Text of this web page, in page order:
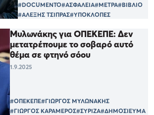
#DOCUMENTO#ΑΣΦΑΛΕΙΑ#ΜΕΤΡΑ#ΒΙΒΛΙΟ
#ΑΛΕΞΗΣ ΤΣΙΠΡΑΣ#ΥΠΟΚΛΟΠΕΣ
Μυλωνάκης για ΟΠΕΚΕΠΕ: Δεν
μετατρέπουμε το σοβαρό αυτό
θέμα σε φτηνό σόου
1.9.2025
#ΟΠΕΚΕΠΕ#ΓΙΩΡΓΟΣ ΜΥΛΩΝΑΚΗΣ
#ΓΙΩΡΓΟΣ ΚΑΡΑΜΕΡΟΣ#ΣΥΡΙΖΑ#ΔΗΜΟΣΙΕΥΜΑ